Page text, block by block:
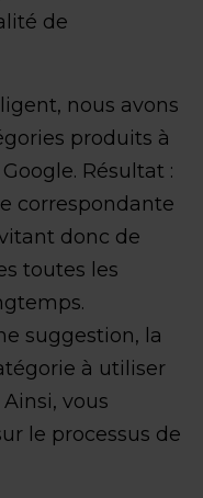
de
nous avons
produits à
Résultat :
correspondante
donc de
toutes les
suggestion, la
à utiliser
vous
le processus de